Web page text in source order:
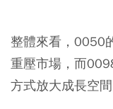
整體來看，0050
重壓市場，而
方式放大成長空間